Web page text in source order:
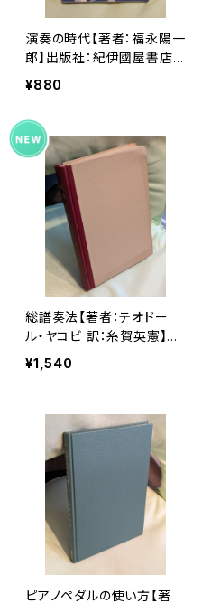
演奏の時代【著者：福永陽一
郎】出版社：紀伊國屋書店 1
978年
¥880
総譜奏法【著者：テオドー
ル・ヤコビ 訳：糸賀英憲】出
版社：音楽之友社 昭和36
¥1,540
ピアノペダルの使い方【著